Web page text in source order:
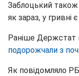
Заблоцький
як зараз, у гривні
Раніше Держстат
подорожчали з
Як повідомляло